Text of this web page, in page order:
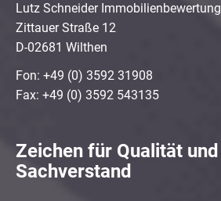
Lutz Schneider Immobilienbewertung
Zittauer Straße 12
D-02681 Wilthen
Fon: +49 (0) 3592 31908
Fax: +49 (0) 3592 543135
Zeichen für Qualität und
Sachverstand